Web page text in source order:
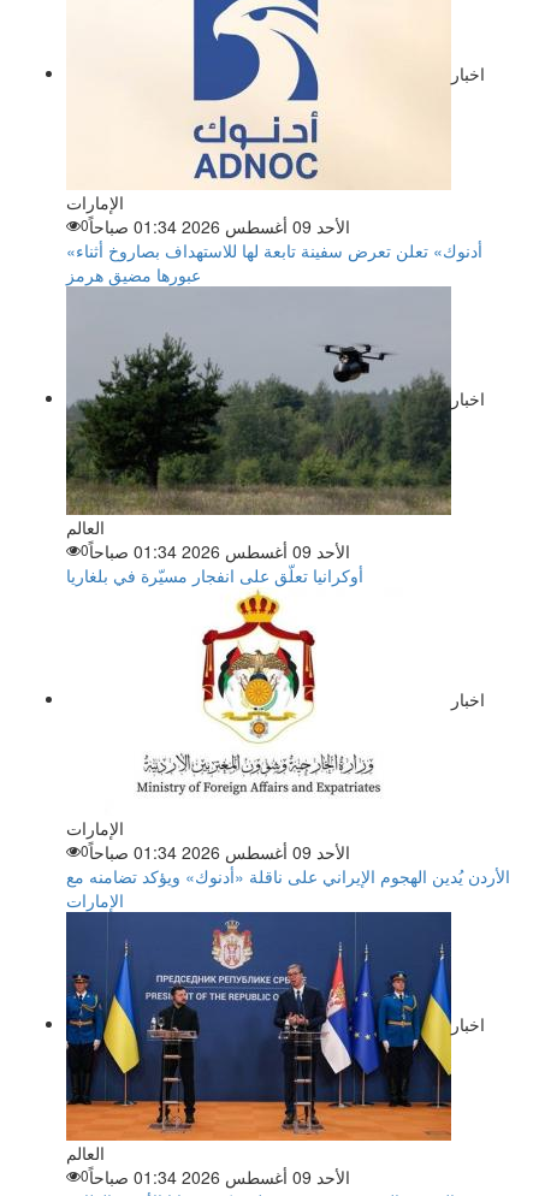
اخبار
الإمارات
الأحد 09 أغسطس 2026 01:34 صباحاً
0
«أدنوك» تعلن تعرض سفينة تابعة لها للاستهداف بصاروخ أثناء
عبورها مضيق هرمز
اخبار
العالم
الأحد 09 أغسطس 2026 01:34 صباحاً
0
أوكرانيا تعلّق على انفجار مسيّرة في بلغاريا
اخبار
الإمارات
الأحد 09 أغسطس 2026 01:34 صباحاً
0
الأردن يُدين الهجوم الإيراني على ناقلة «أدنوك» ويؤكد تضامنه مع
الإمارات
اخبار
العالم
الأحد 09 أغسطس 2026 01:34 صباحاً
0